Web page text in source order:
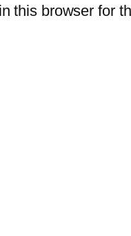
this browser for